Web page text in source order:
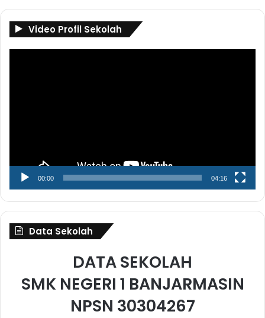
Video Profil Sekolah
00:00 04:16
Data Sekolah
DATA SEKOLAH
SMK NEGERI 1 BANJARMASIN
NPSN 30304267